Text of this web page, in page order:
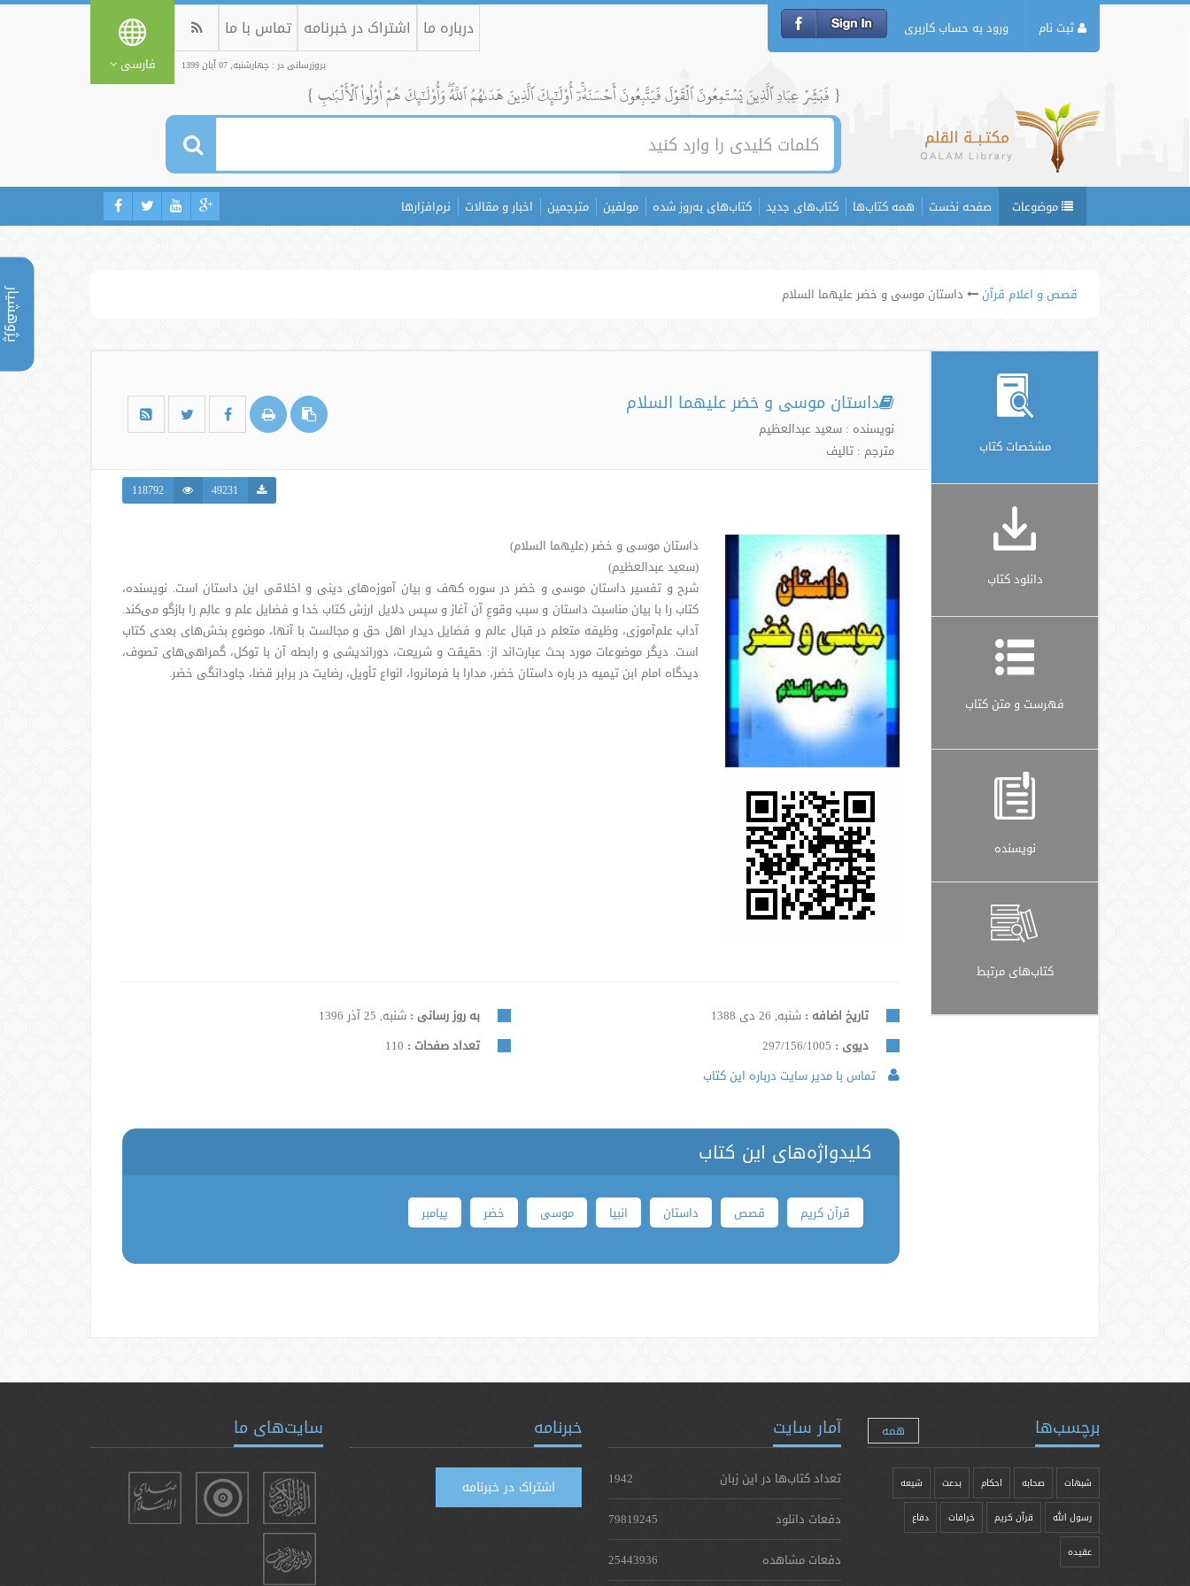
پژوهشیار
ثبت نام ورود به حساب کاربری درباره ما اشتراک در خبرنامه تماس با ما
بروزرسانی در : چهارشنبه, 07 آبان 1399 فارسی
{ فَبَشِّرۡ عِبَادِ ٱلَّذِينَ يَسۡتَمِعُونَ ٱلۡقَوۡلَ فَيَتَّبِعُونَ أَحۡسَنَهُۥٓۚ أُوْلَٰٓئِكَ ٱلَّذِينَ هَدَىٰهُمُ ٱللَّهُۖ وَأُوْلَٰٓئِكَ هُمۡ أُوْلُواْ ٱلۡأَلۡبَٰبِ }
موضوعات صفحه نخست همه کتاب‌ها کتاب‌های جدید کتاب‌های به‌روز شده مولفین مترجمین اخبار و مقالات نرم‌افزارها
قصص و اعلام قرآن داستان موسی و خضر علیهما السلام
مشخصات کتاب
دانلود کتاب
فهرست و متن کتاب
نویسنده
کتاب‌های مرتبط
داستان موسی و خضر علیهما السلام
نویسنده : سعید عبدالعظیم
مترجم : تالیف
49231
118792
داستان موسی و خضر (علیهما السلام)
(سعید عبدالعظیم)
شرح و تفسیر داستان موسی و خضر در سوره کهف و بیان آموزه‌های دینی و اخلاقی این داستان است. نویسنده،
کتاب را با بیان مناسبت داستان و سبب وقوعِ آن آغاز و سپس دلایل ارزش کتاب خدا و فضایل علم و عالِم را بازگو می‌کند.
آداب علم‌آموزی، وظیفه متعلم در قبال عالم و فضایل دیدار اهل حق و مجالست با آنها، موضوع بخش‌های بعدی کتاب
است. دیگر موضوعات مورد بحث عبارت‌اند از: حقیقت و شریعت، دوراندیشی و رابطه آن با توکل، گمراهی‌های تصوف،
دیدگاه امام ابن تیمیه در باره داستان خضر، مدارا با فرمانروا، انواع تأویل، رضایت در برابر قضا، جاودانگی خضر.
تاریخ اضافه : شنبه, 26 دی 1388 به روز رسانی : شنبه, 25 آذر 1396
دیوی : 297/156/1005 تعداد صفحات :
تماس با مدیر سایت درباره این کتاب
کلیدواژه‌های این کتاب
قرآن کریم قصص داستان انبیا موسی خضر پیامبر
برچسب‌ها همه
شبهات صحابه احکام بدعت شیعه
رسول الله قرآن کریم خرافات دفاع
عقیده
آمار سایت
تعداد کتاب‌ها در این زبان
1942
دفعات دانلود
79819245
دفعات مشاهده
25443936
خبرنامه
اشتراک در خبرنامه
سایت‌های ما